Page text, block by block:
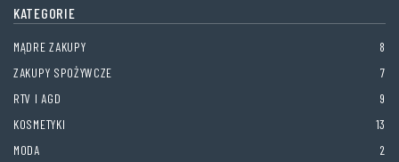
KATEGORIE
MĄDRE ZAKUPY
8
ZAKUPY SPOŻYWCZE
7
RTV I AGD
9
KOSMETYKI
13
MODA
2